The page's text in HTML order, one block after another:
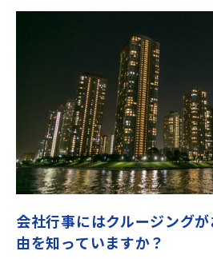
会社行事にはクルージング
由を知っていますか？